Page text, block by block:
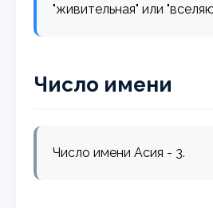
"живительная" или
Число имени
Число имени Асия - 3.